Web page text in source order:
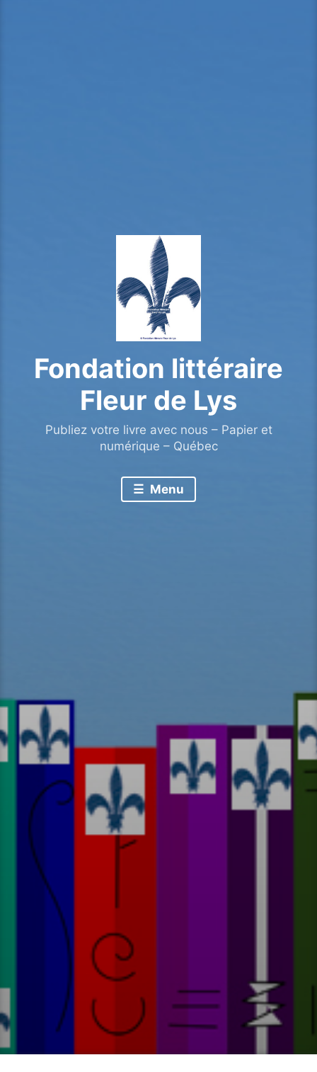
Fondation littéraire
Fleur de Lys
Publiez votre livre avec nous – Papier et
numérique – Québec
Menu